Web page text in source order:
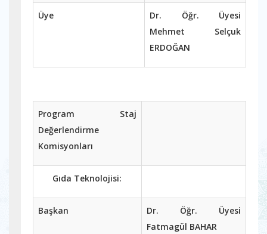
Üye
Dr. Öğr. Üyesi
Mehmet Selçuk
ERDOĞAN
Program Staj
Değerlendirme
Komisyonları
Gıda Teknolojisi:
Başkan
Dr. Öğr. Üyesi
Fatmagül BAHAR